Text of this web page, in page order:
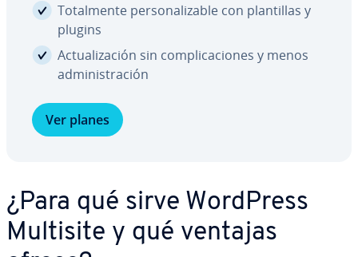
To­ta­l­me­n­te pe­r­so­na­li­za­ble con pla­n­ti­llas y
plugins
Ac­tua­li­za­ción sin co­m­pli­ca­cio­nes y menos
ad­mi­ni­s­tra­ción
Ver planes
¿Para qué sirve WordPress
Multisite y qué ventajas